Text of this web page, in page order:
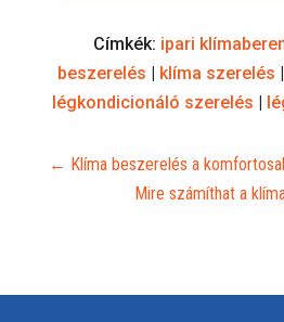
Címkék: ipari
beszerelés | klíma szerelés |
légkondicionáló szerelés |
← Klíma beszerelés a
Mire számíthat a